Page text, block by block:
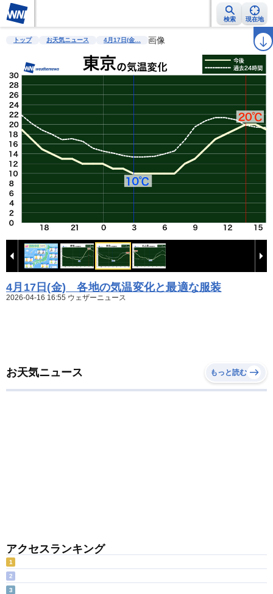
検索 現在地
雨雲レーダー 台風情報 地震情報 警報・注意報 ラ
トップ お天気ニュース 4月17日(金… 画像
4月17日(金) 各地の気温変化と最適な服装
2026-04-16 16:55 ウェザーニュース
お天気ニュース もっと読む
アクセスランキング
1
2
3